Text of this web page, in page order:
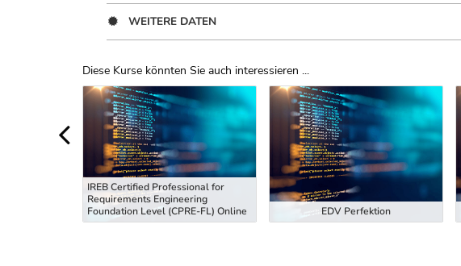
WEITERE DATEN
Diese Kurse könnten Sie auch interessieren ...
Uber Weiterbildungsvorschläge
IREB Certified Professional for
Requirements Engineering
Foundation Level (CPRE-FL) Online
EDV Perfektion